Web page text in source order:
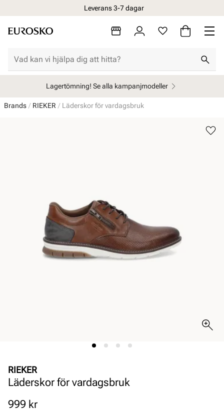
Leverans 3-7 dagar
Lagertömning! Se alla kampanjmodeller
Brands RIEKER Läderskor för vardagsbruk
RIEKER
Läderskor för vardagsbruk
Pris
999 kr